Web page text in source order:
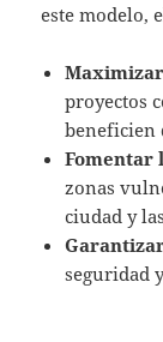
este modelo,
proyectos
beneficien
Fomentar
zonas
ciudad y
seguridad